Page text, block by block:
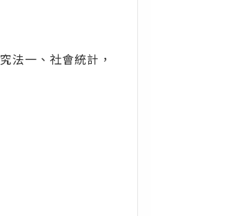
法一、社會統計，